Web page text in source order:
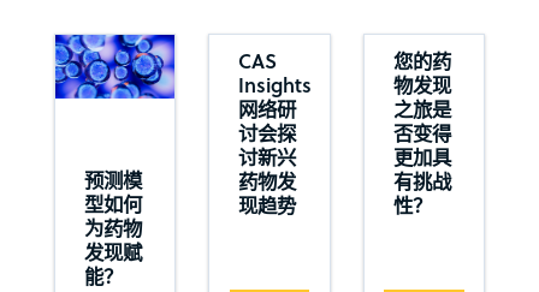
预测模
型如何
为药物
发现赋
能？
CAS
Insights
网络研
讨会探
讨新兴
药物发
现趋势
您的药
物发现
之旅是
否变得
更加具
有挑战
性？